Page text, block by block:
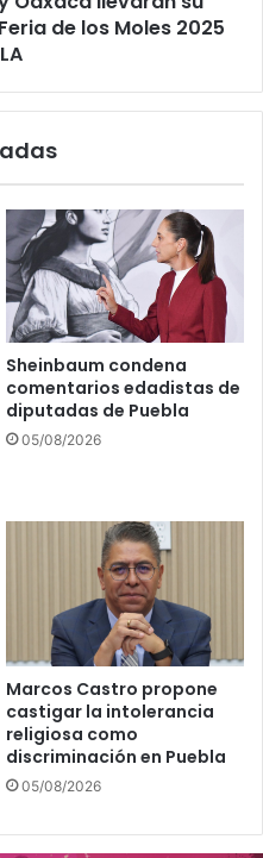
de los Moles 2025
Sheinbaum condena
comentarios edadistas de
diputadas de Puebla
05/08/2026
Marcos Castro propone
castigar la intolerancia
religiosa como
discriminación en Puebla
05/08/2026